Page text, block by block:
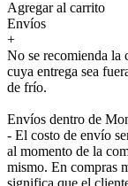
Agregar al carrito
Envíos
+
No se recomienda la
cuya entrega sea
de frío.
Envíos dentro de
- El costo de envío
al momento de la
mismo. En compras
significa que el